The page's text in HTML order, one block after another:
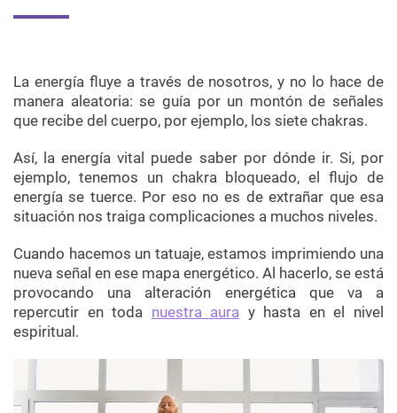
La energía fluye a través de nosotros, y no lo hace de
manera aleatoria: se guía por un montón de señales
que recibe del cuerpo, por ejemplo, los siete chakras.
Así, la energía vital puede saber por dónde ir. Si, por
ejemplo, tenemos un chakra bloqueado, el flujo de
energía se tuerce. Por eso no es de extrañar que esa
situación nos traiga complicaciones a muchos niveles.
Cuando hacemos un tatuaje, estamos imprimiendo una
nueva señal en ese mapa energético. Al hacerlo, se está
provocando una alteración energética que va a
repercutir en toda nuestra aura y hasta en el nivel
espiritual.